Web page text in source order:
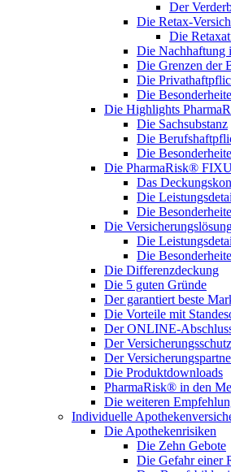
Der
Die Retax-
Die
Die Nachhaftung
Die Grenzen der
Die
Die
Die Highlights
Die Sachsubstanz
Die
Die
Die PharmaRisk®
Das
Die
Die
Die
Die
Die
Die Differenzdeckung
Die 5 guten Gründe
Der garantiert beste
Die Vorteile mit
Der ONLINE-
Der Versicherungsschutz
Der
Die Produktdownloads
PharmaRisk® in den
Die weiteren
Individuelle
Die Apothekenrisiken
Die Zehn Gebote
Die Gefahr einer